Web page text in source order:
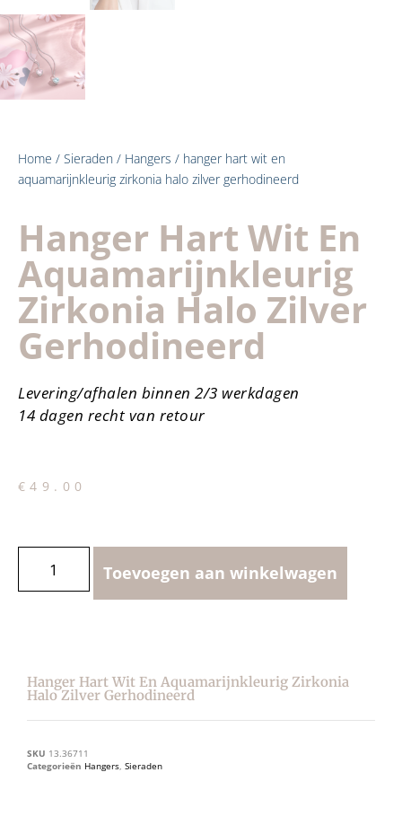
Home / Sieraden / Hangers / hanger hart wit en
aquamarijnkleurig zirkonia halo zilver gerhodineerd
Hanger Hart Wit En
Aquamarijnkleurig
Zirkonia Halo Zilver
Gerhodineerd
Levering/afhalen binnen 2/3 werkdagen
14 dagen recht van retour
€49.00
Toevoegen aan winkelwagen
Hanger Hart Wit En Aquamarijnkleurig Zirkonia
Halo Zilver Gerhodineerd
SKU 13.36711
Categorieën Hangers, Sieraden